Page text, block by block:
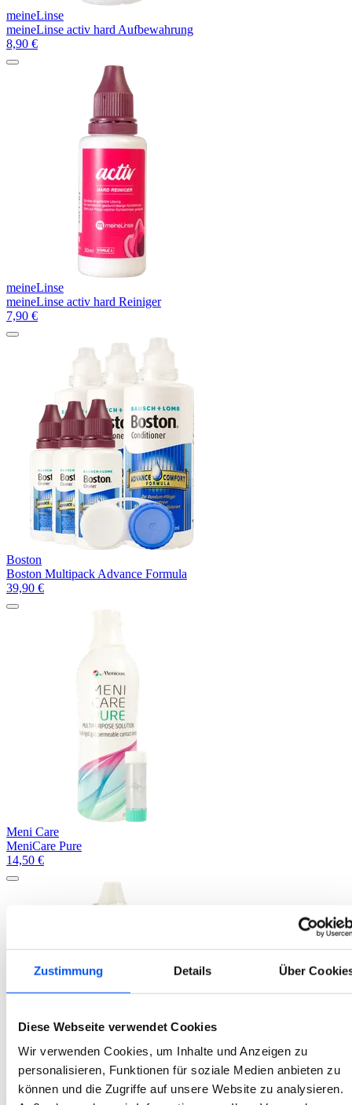
Zustimmung Details Über
Diese Webseite verwendet Cookies
Wir verwenden Cookies, um Inhalte und Anzeigen zu
personalisieren, Funktionen für soziale Medien anbieten zu
können und die Zugriffe auf unsere Website zu analysieren.
meineLinse
meineLinse activ hard Aufbewahrung
8,90 €
meineLinse
meineLinse activ hard Reiniger
7,90 €
Boston
Boston Multipack Advance Formula
39,90 €
Meni Care
MeniCare Pure
14,50 €